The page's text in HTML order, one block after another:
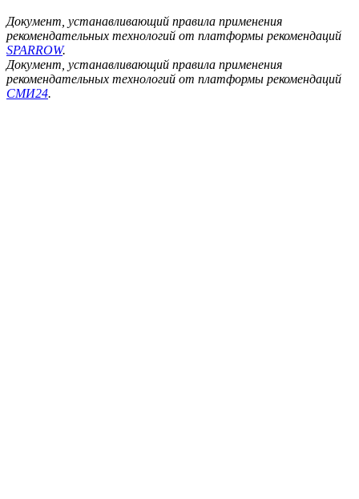
Документ, устанавливающий правила применения
рекомендательных технологий от платформы рекомендаций
SPARROW.
Документ, устанавливающий правила применения
рекомендательных технологий от платформы рекомендаций
СМИ24.